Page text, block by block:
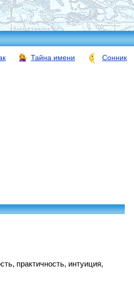
Тайна имени Сонник
практичность, интуиция,